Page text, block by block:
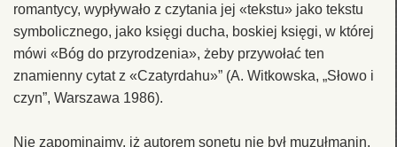
romantycy, wypływało z czytania jej «tekstu» jako tekstu
symbolicznego, jako księgi ducha, boskiej księgi, w której
mówi «Bóg do przyrodzenia», żeby przywołać ten
znamienny cytat z «Czatyrdahu»” (A. Witkowska, „Słowo i
czyn”, Warszawa 1986).
Nie zapominajmy, iż autorem sonetu nie był muzułmanin,